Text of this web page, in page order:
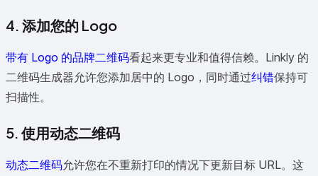
4. 添加您的 Logo
带有 Logo 的品牌二维码看起来更专业和值得信赖。Linkly 的
二维码生成器允许您添加居中的 Logo，同时通过纠错保持可
扫描性。
5. 使用动态二维码
动态二维码允许您在不重新打印的情况下更新目标 URL。这